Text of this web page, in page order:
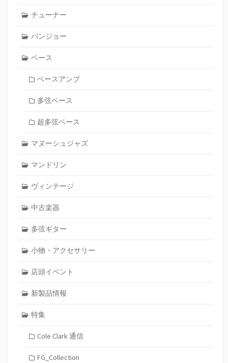
チューナー
バンジョー
ベース
ベースアンプ
多弦ベース
超多弦ベース
マヌーシュジャズ
マンドリン
ヴィンテージ
中古楽器
多弦ギター
小物・アクセサリー
店頭イベント
新製品情報
特集
Cole Clark 通信
FG_Collection